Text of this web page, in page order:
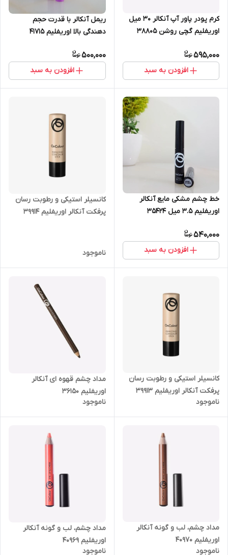
کرم پودر پاور آپ آنکالر 30 میل
اوریفلیم گچی روشن 38805
595,000
افزودن به سبد
ریمل آنکالر با قدرت حجم
دهندگی بالا اوریفلیم 41715
500,000
افزودن به سبد
خط چشم مشکی مایع آنکالر
اوریفلیم 3.5 میل 35424
540,000
افزودن به سبد
کانسیلر استیکی و رطوبت رسان
پرفکت آنکالر اوریفلیم 39914
ناموجود
کانسیلر استیکی و رطوبت رسان
پرفکت آنکالر اوریفلیم 39913
ناموجود
مداد چشم قهوه ای آنکالر
اوریفلیم 36150
ناموجود
مداد چشم، لب و گونه آنکالر
اوریفلیم 40970
ناموجود
مداد چشم، لب و گونه آنکالر
اوریفلیم 40969
ناموجود